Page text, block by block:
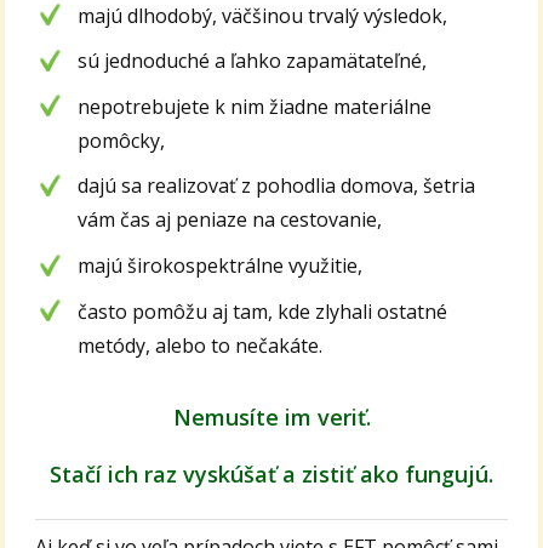
majú dlhodobý, väčšinou trvalý výsledok,
sú jednoduché a ľahko zapamätateľné,
nepotrebujete k nim žiadne materiálne
pomôcky,
dajú sa realizovať z pohodlia domova, šetria
vám čas aj peniaze na cestovanie,
majú širokospektrálne využitie,
často pomôžu aj tam, kde zlyhali ostatné
metódy, alebo to nečakáte.
Nemusíte im veriť.
Stačí ich raz vyskúšať a zistiť ako fungujú.